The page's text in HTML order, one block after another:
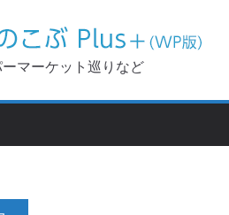
マーケット巡りなど